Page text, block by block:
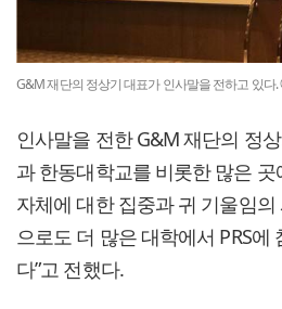
G&M 재단의 정상기 대표가 인사말을 전하고 있
인사말을 전한 G&M 재단의 정
과 한동대학교를 비롯한 많은 곳
자체에 대한 집중과 귀 기울임의
으로도 더 많은 대학에서 PRS에
다”고 전했다.